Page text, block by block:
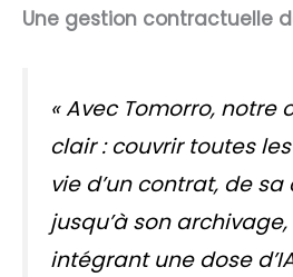
Une gestion contractuelle
«Avec Tomorro, notre
clair : couvrir toutes
vie d’un contrat, de
jusqu’à son
intégrant une dose